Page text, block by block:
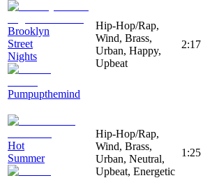
Brooklyn
Street
Nights
Pumpupthemind
Hip-Hop/Rap,
Wind, Brass,
Urban, Happy,
Upbeat
2:17
Hot
Summer
Hip-Hop/Rap,
Wind, Brass,
Urban, Neutral,
Upbeat, Energetic
1:25